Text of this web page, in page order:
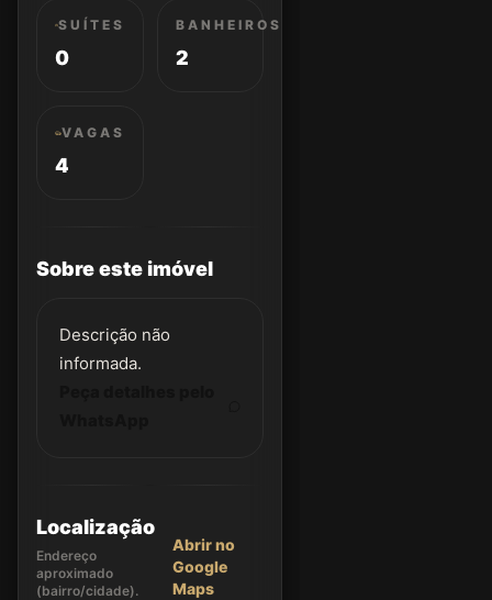
SUÍTES
0
BANHEIROS
2
VAGAS
4
Sobre este imóvel
Descrição não
informada.
Localização
Endereço
aproximado
(bairro/cidade).
Abrir no
Google
Maps